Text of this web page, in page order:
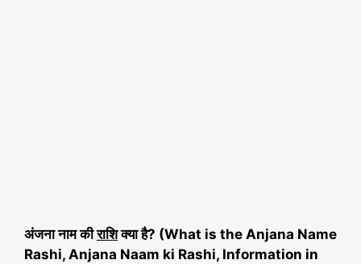
अंजना नाम कीराशिक्या है? (What is the Anjana Name
Rashi, Anjana Naam ki Rashi, Information in